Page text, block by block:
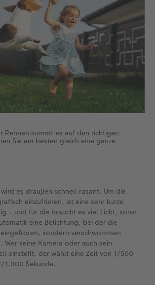
Rennen kommt es auf den richtigen
Sie am besten gleich eine ganze
es draußen schnell rasant. Um die
einzufrieren, ist eine sehr kurze
– und für die braucht es viel Licht, sonst
eine Belichtung, bei der die
sondern verschwommen
seine Kamera oder auch sein
einstellt, der wählt eine Zeit von 1/500
1.000 Sekunde.